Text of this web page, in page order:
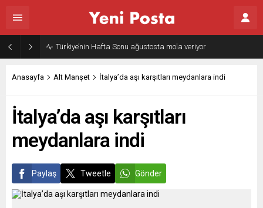
Türkiye’nin Hafta Sonu ağustosta mola veriyor
Anasayfa Alt Manşet İtalya’da aşı karşıtları meydanlara indi
İtalya’da aşı karşıtları
meydanlara indi
Paylaş Tweetle Gönder